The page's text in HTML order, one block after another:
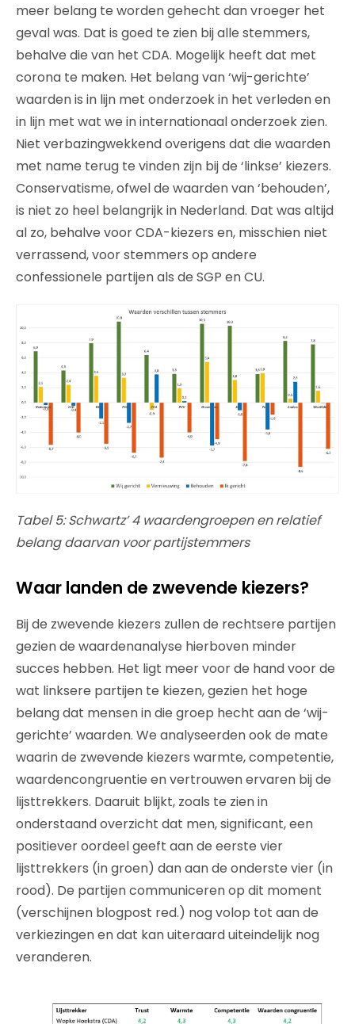
meer belang te worden gehecht dan vroeger het
geval was. Dat is goed te zien bij alle stemmers,
behalve die van het CDA. Mogelijk heeft dat met
corona te maken. Het belang van ‘wij-gerichte’
waarden is in lijn met onderzoek in het verleden en
in lijn met wat we in internationaal onderzoek zien.
Niet verbazingwekkend overigens dat die waarden
met name terug te vinden zijn bij de ‘linkse’ kiezers.
Conservatisme, ofwel de waarden van ‘behouden’,
is niet zo heel belangrijk in Nederland. Dat was altijd
al zo, behalve voor CDA-kiezers en, misschien niet
verrassend, voor stemmers op andere
confessionele partijen als de SGP en CU.
Tabel 5: Schwartz’ 4 waardengroepen en relatief
belang daarvan voor partijstemmers
Waar landen de zwevende kiezers?
Bij de zwevende kiezers zullen de rechtsere partijen
gezien de waardenanalyse hierboven minder
succes hebben. Het ligt meer voor de hand voor de
wat linksere partijen te kiezen, gezien het hoge
belang dat mensen in die groep hecht aan de ‘wij-
gerichte’ waarden. We analyseerden ook de mate
waarin de zwevende kiezers warmte, competentie,
waardencongruentie en vertrouwen ervaren bij de
lijsttrekkers. Daaruit blijkt, zoals te zien in
onderstaand overzicht dat men, significant, een
positiever oordeel geeft aan de eerste vier
lijsttrekkers (in groen) dan aan de onderste vier (in
rood). De partijen communiceren op dit moment
(verschijnen blogpost red.) nog volop tot aan de
verkiezingen en dat kan uiteraard uiteindelijk nog
veranderen.